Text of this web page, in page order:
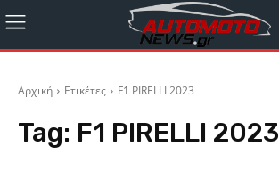
Αρχική Ετικέτες F1 PIRELLI 2023
Tag: F1 PIRELLI 2023